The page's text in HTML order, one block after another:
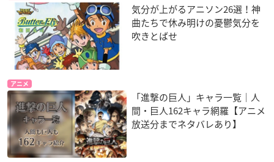
気分が上がるアニソン26選！神
曲たちで休み明けの憂鬱気分を
吹きとばせ
アニメ
「進撃の巨人」キャラ一覧｜人
間・巨人162キャラ網羅【アニメ
放送分までネタバレあり】